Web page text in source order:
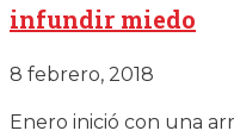
infundir miedo
8 febrero, 2018
Enero inició con una